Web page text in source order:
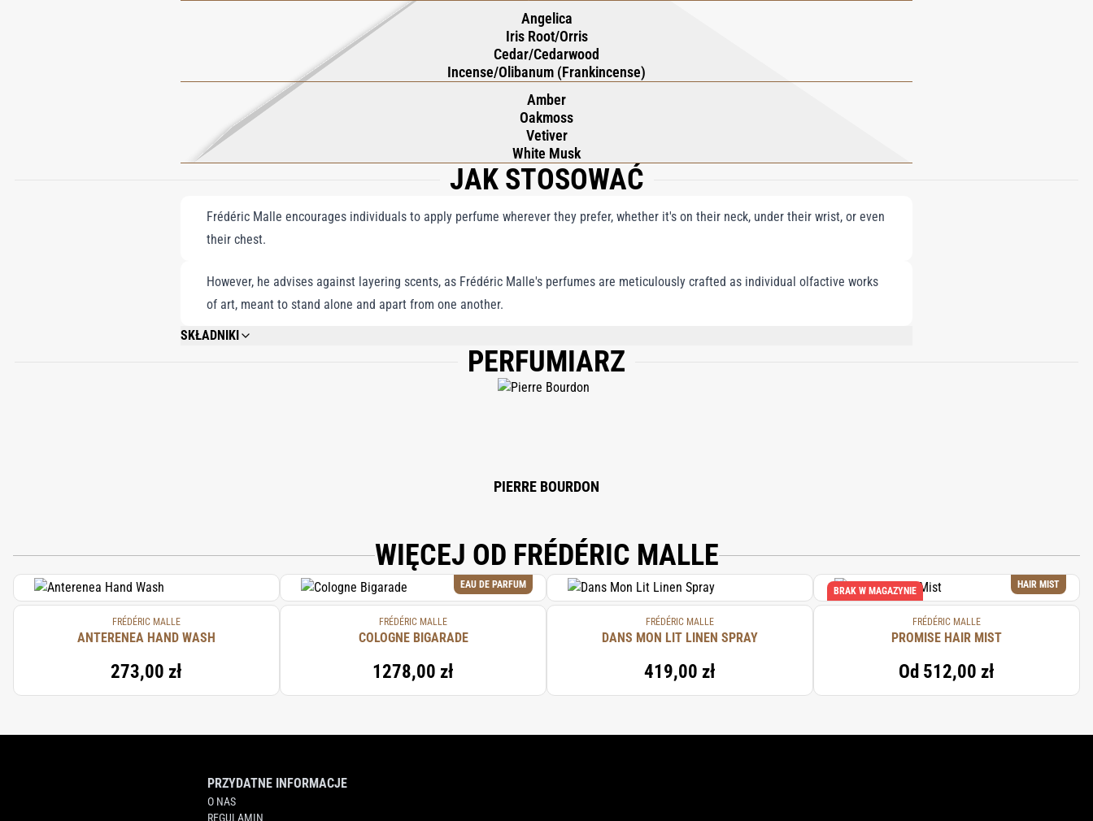
Angelica
Iris Root/Orris
Cedar/Cedarwood
Incense/Olibanum (Frankincense)
Amber
Oakmoss
Vetiver
White Musk
JAK STOSOWAĆ
Frédéric Malle encourages individuals to apply perfume wherever they prefer, whether it's on their neck, under their wrist, or even
their chest.
However, he advises against layering scents, as Frédéric Malle's perfumes are meticulously crafted as individual olfactive works
of art, meant to stand alone and apart from one another.
SKŁADNIKI
ALCOHOL DENAT., WATER\AQUA\EAU, FRAGRANCE (PARFUM), LIMONENE, EUGENOL, LINALOOL, EVERNIA FURFURACEA (TREEMOSS) EXTRACT, CITRAL, METHYL
2-OCTYNOATE, BENZYL BENZOATE, GERANIOL, BHT, PENTAERYTHRITYL TETRA-DI-T-BUTYL HYDROXYHYDROCINNAMATE, BENZOIC ACID.
PERFUMIARZ
PIERRE BOURDON
WIĘCEJ OD FRÉDÉRIC MALLE
FRÉDÉRIC MALLE
ANTERENEA HAND WASH
273,00 zł
EAU DE PARFUM
FRÉDÉRIC MALLE
COLOGNE BIGARADE
1278,00 zł
FRÉDÉRIC MALLE
DANS MON LIT LINEN SPRAY
419,00 zł
HAIR MIST
BRAK W MAGAZYNIE
FRÉDÉRIC MALLE
PROMISE HAIR MIST
Od 512,00 zł
PRZYDATNE INFORMACJE
O NAS
REGULAMIN